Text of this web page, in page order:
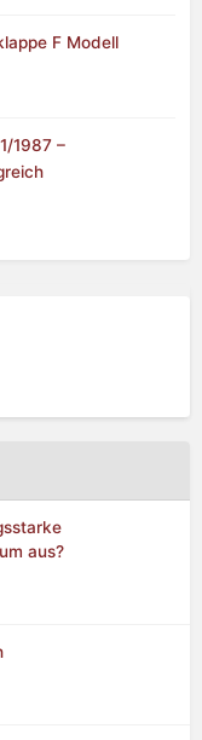
F Modell
1987 –
aus?